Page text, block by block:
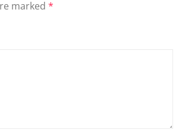
marked *